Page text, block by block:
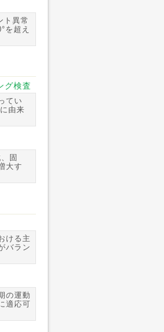
ト異常
を超え
グ検査
てい
由来
固
大す
ける主
バラン
の運動
適応可